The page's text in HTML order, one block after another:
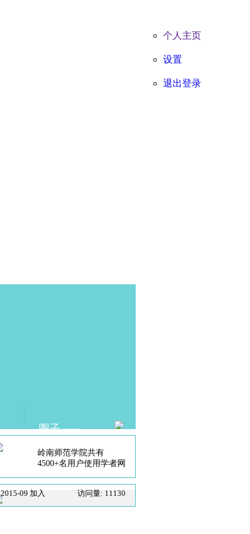
个人主页
设置
退出登录
圈子LINKS
岭南师范学院共有
4500+名用户使用学者网
学者网+课程平台的案例
分析——岭南师范学院
2015-09 加入 访问量: 11130